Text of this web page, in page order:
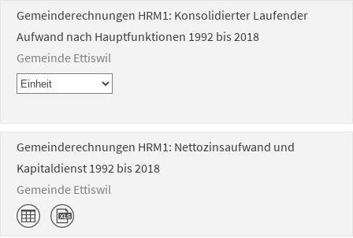
Gemeinderechnungen HRM1: Konsolidierter Laufender
Aufwand nach Hauptfunktionen 1992 bis 2018
Gemeinde Ettiswil
Gemeinderechnungen HRM1: Nettozinsaufwand und
Kapitaldienst 1992 bis 2018
Gemeinde Ettiswil